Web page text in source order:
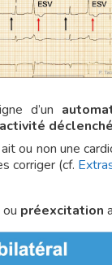
d’un
activité
ou non une
corriger (cf.
ou préexcitation